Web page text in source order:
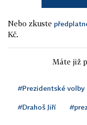
Nebo zkuste
Kč.
Máte již
#Prezidentské volby
#Drahoš Jiří